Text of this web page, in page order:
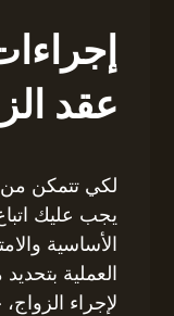
عقد
لكي تتمكن من
يجب عليك
الأساسية
العملية
لإجراء